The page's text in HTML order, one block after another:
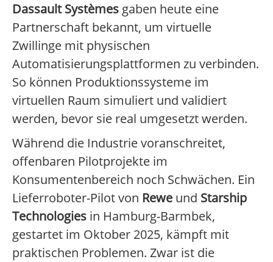
Dassault Systèmes gaben heute eine
Partnerschaft bekannt, um virtuelle
Zwillinge mit physischen
Automatisierungsplattformen zu verbinden.
So können Produktionssysteme im
virtuellen Raum simuliert und validiert
werden, bevor sie real umgesetzt werden.
Während die Industrie voranschreitet,
offenbaren Pilotprojekte im
Konsumentenbereich noch Schwächen. Ein
Lieferroboter-Pilot von Rewe und Starship
Technologies in Hamburg-Barmbek,
gestartet im Oktober 2025, kämpft mit
praktischen Problemen. Zwar ist die